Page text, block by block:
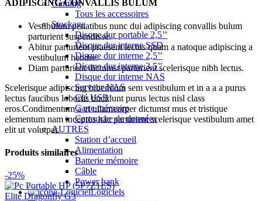
Gaming
Tous les accessoires
Stockage
Disque dur portable 2,5’’
Disque dur interne SSD
Disque dur interne 2,5’’
Disque dur interne 3,5’’
Disque dur interne NAS
Serveur NAS
Clé USB
Carte mémoire
Cartouche de données
AUTRES
Station d’accueil
Alimentation
Batterie mémoire
Câble
Power bank
Logiciels
ADIPISCING CONVALLIS BULUM
Vestibulum penatibus nunc dui adipiscing convallis bulum
parturient suspendisse.
Abitur parturient praesent lectus quam a natoque adipiscing a
vestibulum hendre.
Diam parturient dictumst parturient scelerisque nibh lectus.
Scelerisque adipiscing bibendum sem vestibulum et in a a a purus
lectus faucibus lobortis tincidunt purus lectus nisl class
eros.Condimentum a et ullamcorper dictumst mus et tristique
elementum nam inceptos hac parturient scelerisque vestibulum amet
elit ut volutpat.
Produits similaires
-25%